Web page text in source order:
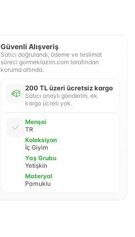
Güvenli Alışveriş
Satıcı doğrulandı, ödeme ve teslimat
süreci gormeklazim.com tarafından
koruma altında.
200 TL üzeri ücretsiz kargo
Satıcı onaylı gönderim, ek
kargo ücreti yok.
Menşei
TR
Koleksiyon
İç Giyim
Yaş Grubu
Yetişkin
Materyal
Pamuklu